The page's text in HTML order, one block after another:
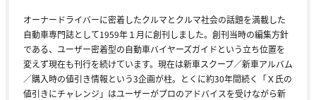
オーナードライバーに密着したクルマとクルマ社会の話題を満載した
自動車専門誌として1959年１月に創刊しました。創刊当時の編集方針
である、ユーザー密着型の自動車バイヤーズガイドという立ち位置を
変えず現在も刊行を続けています。現在は新車スクープ／新車アルバム
／購入時の値引き情報という3企画が柱。とくに約30年間続く「Ｘ氏の
値引きにチャレンジ」はユーザーがプロのアドバイスを受けながら新